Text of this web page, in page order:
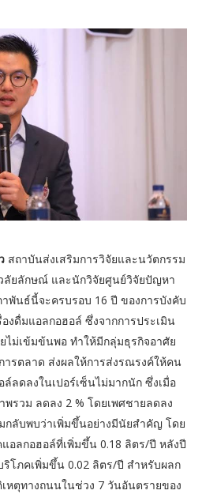
สถาบันส่งเสริมการวิจัยและนวัตกรรม
ลัยลักษณ์ และนักวิจัยศูนย์วิจัยปัญหา
พันธ์นี้จะครบรอบ 16 ปี ของการบังคับ
ดื่มแอลกอฮอล์ ซึ่งจากการประเมิน
ไม่เข้มข้นพอ ทำให้มีกลุ่มธุรกิจอาศัย
ารตลาด ส่งผลให้การส่งรณรงค์ให้คน
ลดลงในเปอร์เซ็นไม่มากนัก ซึ่งเมื่อ
พรวม ลดลง 2 % โดยเพศชายลดลง
กลับพบว่าเพิ่มขึ้นอย่างมีนัยสำคัญ โดย
อลกอฮอล์ที่เพิ่มขึ้น 0.18 ลิตร/ปี หลังปี
โภคเพิ่มขึ้น 0.02 ลิตร/ปี สำหรับผลก
หตุทางถนนในช่วง 7 วันอันตรายของ